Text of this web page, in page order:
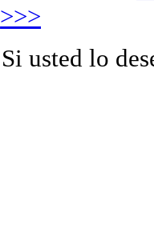
>>>
Si usted lo